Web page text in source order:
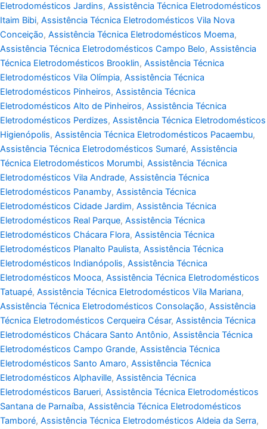
Eletrodomésticos Jardins, Assistência Técnica Eletrodomésticos
Itaim Bibi, Assistência Técnica Eletrodomésticos Vila Nova
Conceição, Assistência Técnica Eletrodomésticos Moema,
Assistência Técnica Eletrodomésticos Campo Belo, Assistência
Técnica Eletrodomésticos Brooklin, Assistência Técnica
Eletrodomésticos Vila Olímpia, Assistência Técnica
Eletrodomésticos Pinheiros, Assistência Técnica
Eletrodomésticos Alto de Pinheiros, Assistência Técnica
Eletrodomésticos Perdizes, Assistência Técnica Eletrodomésticos
Higienópolis, Assistência Técnica Eletrodomésticos Pacaembu,
Assistência Técnica Eletrodomésticos Sumaré, Assistência
Técnica Eletrodomésticos Morumbi, Assistência Técnica
Eletrodomésticos Vila Andrade, Assistência Técnica
Eletrodomésticos Panamby, Assistência Técnica
Eletrodomésticos Cidade Jardim, Assistência Técnica
Eletrodomésticos Real Parque, Assistência Técnica
Eletrodomésticos Chácara Flora, Assistência Técnica
Eletrodomésticos Planalto Paulista, Assistência Técnica
Eletrodomésticos Indianópolis, Assistência Técnica
Eletrodomésticos Mooca, Assistência Técnica Eletrodomésticos
Tatuapé, Assistência Técnica Eletrodomésticos Vila Mariana,
Assistência Técnica Eletrodomésticos Consolação, Assistência
Técnica Eletrodomésticos Cerqueira César, Assistência Técnica
Eletrodomésticos Chácara Santo Antônio, Assistência Técnica
Eletrodomésticos Campo Grande, Assistência Técnica
Eletrodomésticos Santo Amaro, Assistência Técnica
Eletrodomésticos Alphaville, Assistência Técnica
Eletrodomésticos Barueri, Assistência Técnica Eletrodomésticos
Santana de Parnaíba, Assistência Técnica Eletrodomésticos
Tamboré, Assistência Técnica Eletrodomésticos Aldeia da Serra,